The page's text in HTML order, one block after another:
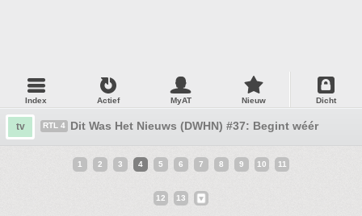
Index Actief MyAT Nieuw Dicht
tv RTL 4 Dit Was Het Nieuws (DWHN) #37: Begint wéér te
1 2 3 4 5 6 7 8 9 10 11
12 13